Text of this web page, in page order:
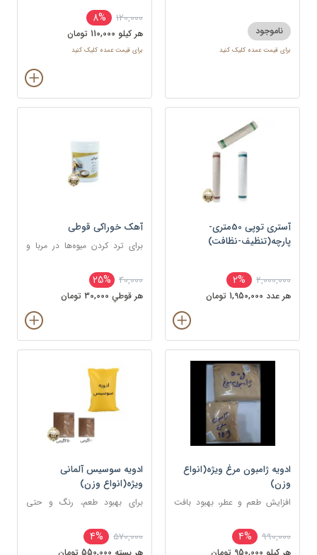
ناموجود
برای قیمت عمده کلیک کنید
120,000
8%
هر کيلو 110,000 تومان
برای قیمت عمده کلیک کنید
آستری توپی 50متری-
پارچه(تنظیف-نظافت)
2,000,000
2%
هر عدد 1,950,000 تومان
آهک خوراکی قوطی
برای ترد کردن میوه‌ها در مربا و
آن‌ها حین پخت
40,000
25%
هر قوطي 30,000 تومان
ادویه ژامبون مرغ ویژه(انواع
وزن)
افزایش طعم و عطر، بهبود بافت
گوشت
990,000
4%
ادویه سوسیس آلمانی
ویژه(انواع وزن)
برای بهبود طعم، رنگ و حتی
570,000
4%